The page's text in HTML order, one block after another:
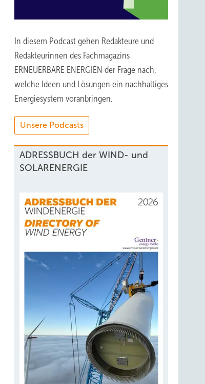
In diesem Podcast gehen Redakteure und
Redakteurinnen des Fachmagazins
ERNEUERBARE ENERGIEN der Frage nach,
welche Ideen und Lösungen ein nachhaltiges
Energiesystem voranbringen.
Unsere Podcasts
ADRESSBUCH der WIND- und
SOLARENERGIE